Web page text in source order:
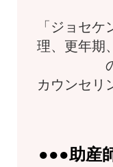
「ジョセ
理、更年期
カウンセリ
●●●助産